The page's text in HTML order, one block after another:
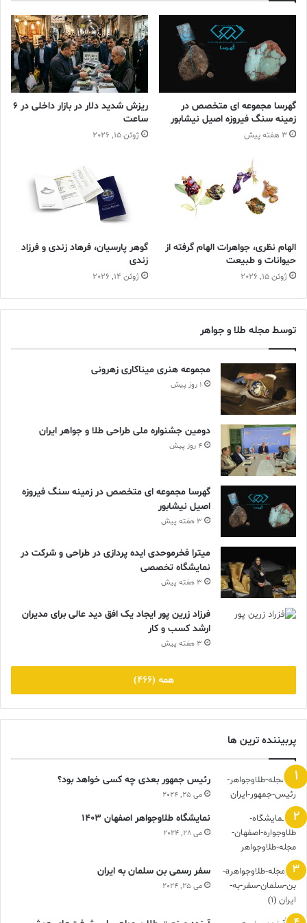
گهرسا مجموعه ای متخصص در
زمینه سنگ فیروزه اصیل نیشابور
3 هفته پیش
ریزش شدید دلار در بازار داخلی در 6
ساعت
ژوئن 15, 2026
الهام نظری، جواهرات الهام گرفته از
حیوانات و طبیعت
ژوئن 15, 2026
گوهر پارسیان، فرهاد زندی و فرزاد
زندی
ژوئن 14, 2026
توسط مجله طلا و جواهر
مجموعه هنری میناکاری زهرونی
1 روز پیش
دومین جشنواره ملی طراحی طلا و جواهر ایران
4 روز پیش
گهرسا مجموعه ای متخصص در زمینه سنگ فیروزه
اصیل نیشابور
3 هفته پیش
میترا فخرموحدی ایده پردازی در طراحی و شرکت در
نمایشگاه تخصصی
3 هفته پیش
فرزاد زرین پور ایجاد یک افق دید عالی برای مدیران
ارشد کسب و کار
3 هفته پیش
همه (466)
پربیننده ترین ها
رئیس جمهور بعدی چه کسی خواهد بود؟
می 25, 2024
نمایشگاه طلاوجواهر اصفهان 1403
می 28, 2024
سفر رسمی بن سلمان به ایران
می 25, 2024